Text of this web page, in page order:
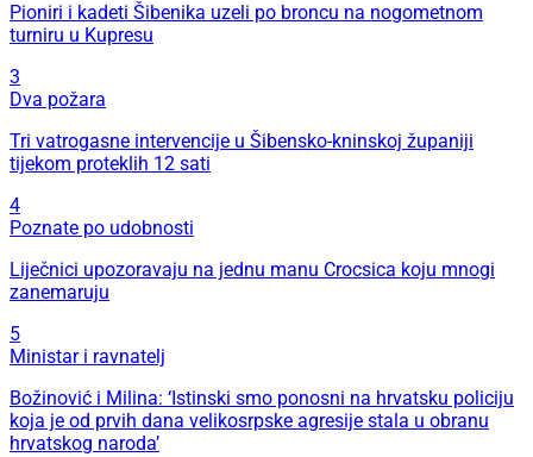
Pioniri i kadeti Šibenika uzeli po broncu na nogometnom
turniru u Kupresu
3
Dva požara
Tri vatrogasne intervencije u Šibensko-kninskoj županiji
tijekom proteklih 12 sati
4
Poznate po udobnosti
Liječnici upozoravaju na jednu manu Crocsica koju mnogi
zanemaruju
5
Ministar i ravnatelj
Božinović i Milina: ‘Istinski smo ponosni na hrvatsku policiju
koja je od prvih dana velikosrpske agresije stala u obranu
hrvatskog naroda’